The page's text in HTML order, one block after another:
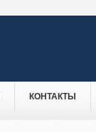
КОНТАКТЫ